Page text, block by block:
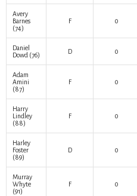
Avery
Barnes
(74)
F 0
Daniel
Dowd (76) D 0
Adam
Amini
(87)
F 0
Harry
Lindley
(88)
F 0
Harley
Foster
(89)
D 0
Murray
Whyte
(91)
F 0